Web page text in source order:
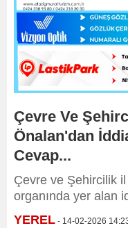
Çevre Ve
Önalan'dan
Cevap...
Çevre ve Şehircilik
organında yer alan
YEREL - 14-02-2026